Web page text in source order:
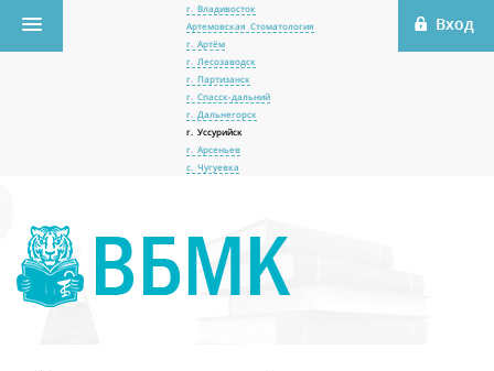
г. Владивосток
Артемовская Стоматология
г. Артём
г. Лесозаводск
г. Партизанск
г. Спасск-дальний
г. Дальнегорск
г. Уссурийск
г. Арсеньев
с. Чугуевка